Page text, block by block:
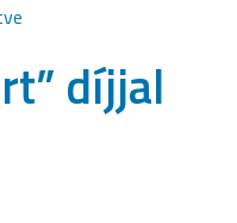
díjjal